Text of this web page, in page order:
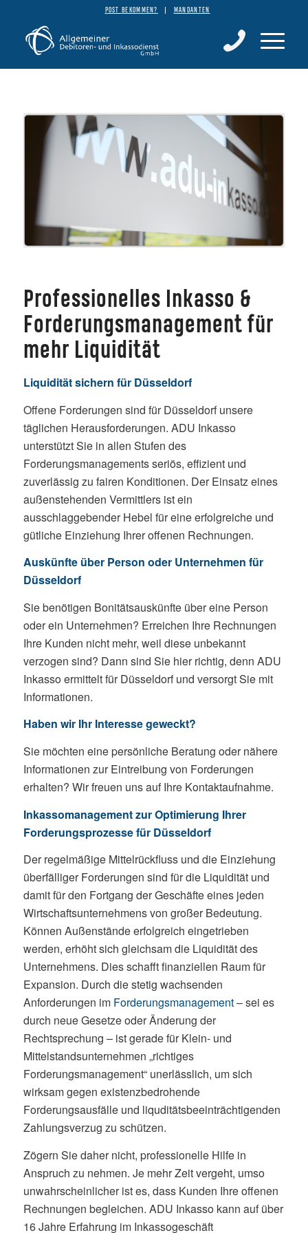
POST BEKOMMEN? MANDANTEN
Professionelles Inkasso &
Forderungsmanagement für
mehr Liquidität
Liquidität sichern für Düsseldorf
Offene Forderungen sind für Düsseldorf unsere
täglichen Herausforderungen. ADU Inkasso
unterstützt Sie in allen Stufen des
Forderungsmanagements seriös, effizient und
zuverlässig zu fairen Konditionen. Der Einsatz eines
außenstehenden Vermittlers ist ein
ausschlaggebender Hebel für eine erfolgreiche und
gütliche Einziehung Ihrer offenen Rechnungen.
Auskünfte über Person oder Unternehmen für
Düsseldorf
Sie benötigen Bonitätsauskünfte über eine Person
oder ein Unternehmen? Erreichen Ihre Rechnungen
Ihre Kunden nicht mehr, weil diese unbekannt
verzogen sind? Dann sind Sie hier richtig, denn ADU
Inkasso ermittelt für Düsseldorf und versorgt Sie mit
Informationen.
Haben wir Ihr Interesse geweckt?
Sie möchten eine persönliche Beratung oder nähere
Informationen zur Eintreibung von Forderungen
erhalten? Wir freuen uns auf Ihre Kontaktaufnahme.
Inkassomanagement zur Optimierung Ihrer
Forderungsprozesse für Düsseldorf
Der regelmäßige Mittelrückfluss und die Einziehung
überfälliger Forderungen sind für die Liquidität und
damit für den Fortgang der Geschäfte eines jeden
Wirtschaftsunternehmens von großer Bedeutung.
Können Außenstände erfolgreich eingetrieben
werden, erhöht sich gleichsam die Liquidität des
Unternehmens. Dies schafft finanziellen Raum für
Expansion. Durch die stetig wachsenden
Anforderungen im Forderungsmanagement– sei es
durch neue Gesetze oder Änderung der
Rechtsprechung – ist gerade für Klein- und
Mittelstandsunternehmen „richtiges
Forderungsmanagement“ unerlässlich, um sich
wirksam gegen existenzbedrohende
Forderungsausfälle und liquditätsbeeinträchtigenden
Zahlungsverzug zu schützen.
Zögern Sie daher nicht, professionelle Hilfe in
Anspruch zu nehmen. Je mehr Zeit vergeht, umso
unwahrscheinlicher ist es, dass Kunden Ihre offenen
Rechnungen begleichen. ADU Inkasso kann auf über
16 Jahre Erfahrung im Inkassogeschäft